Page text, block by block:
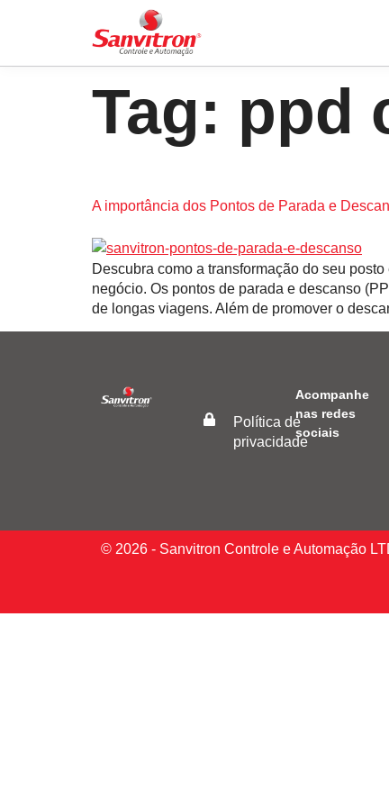
Tag: ppd
A importância dos Pontos de Parada e
Descubra como a transformação do seu
negócio. Os pontos de parada e descanso
de longas viagens. Além de promover o
Política de
privacidade
Acompanhe
nas redes
sociais
© 2026 - Sanvitron Controle e Automação